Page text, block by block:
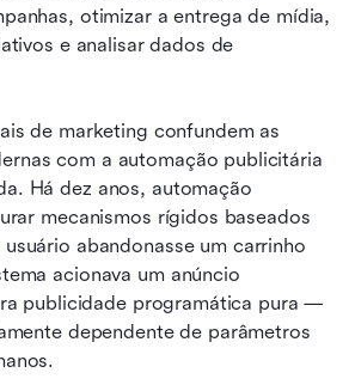
otimizar a entrega de mídia,
e analisar dados de
de marketing confundem as
com a automação publicitária
Há dez anos, automação
mecanismos rígidos baseados
abandonasse um carrinho
acionava um anúncio
publicidade programática pura —
dependente de parâmetros